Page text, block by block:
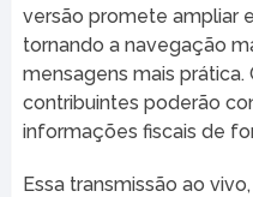
versão promete ampliar
tornando a navegação
mensagens mais prática.
contribuintes poderão
informações fiscais de
Essa transmissão ao